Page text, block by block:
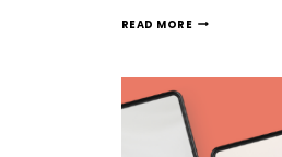
READ MORE